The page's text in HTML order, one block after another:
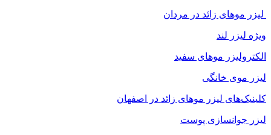
لیزر موهای زائد در مردان
ویژه لیزر لند
الکترولیزر موهای سفید
لیزر موی خانگی
کلینیک‌های لیزر موهای زائد در اصفهان
لیزر جوانسازی پوست